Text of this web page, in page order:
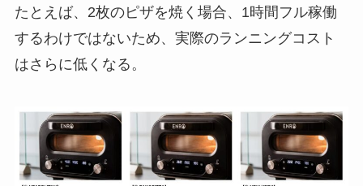
たとえば、2枚のピザを焼く場合、1時間フル稼働
するわけではないため、実際のランニングコスト
はさらに低くなる。